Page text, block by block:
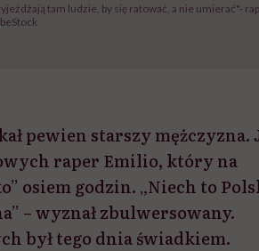
tam ludzie, by się ratować, a nie umierać"-
pewien starszy mężczyzna.
raper Emilio, który na
osiem godzin. „Niech to
– wyznał zbulwersowany.
był tego dnia świadkiem.